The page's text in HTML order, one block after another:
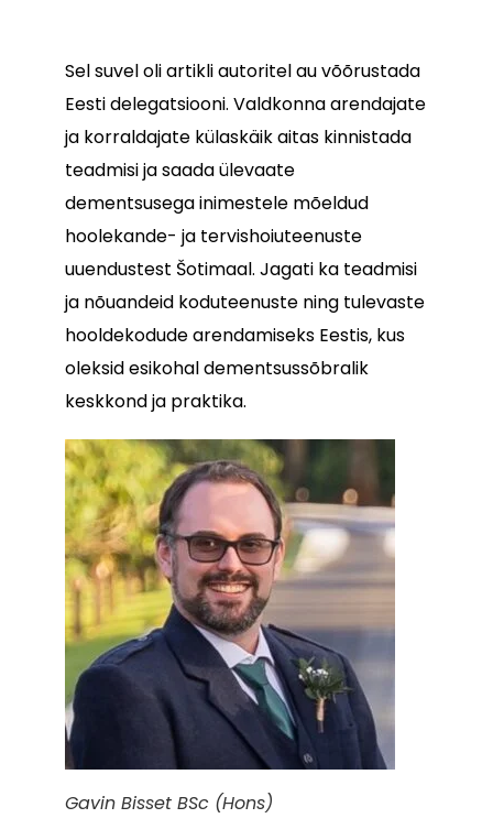
Sel suvel oli artikli autoritel au võõrustada
Eesti delegatsiooni. Valdkonna arendajate
ja korraldajate külaskäik aitas kinnistada
teadmisi ja saada ülevaate
dementsusega inimestele mõeldud
hoolekande- ja tervishoiuteenuste
uuendustest Šotimaal. Jagati ka teadmisi
ja nõuandeid koduteenuste ning tulevaste
hooldekodude arendamiseks Eestis, kus
oleksid esikohal dementsussõbralik
keskkond ja praktika.
Gavin Bisset BSc (Hons)